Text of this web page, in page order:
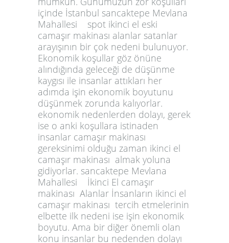
içinde İstanbul sancaktepe Mevlana
Mahallesi spot ikinci el eski
camaşır makinası alanlar satanlar
arayışının bir çok nedeni bulunuyor.
Ekonomik koşullar göz önüne
alındığında geleceği de düşünme
kaygısı ile insanlar attıkları her
adımda işin ekonomik boyutunu
düşünmek zorunda kalıyorlar.
ekonomik nedenlerden dolayı, gerek
ise o anki koşullara istinaden
insanlar camaşır makinası
gereksinimi olduğu zaman ikinci el
camaşır makinası almak yoluna
gidiyorlar. sancaktepe Mevlana
Mahallesi İkinci El camaşır
makinası Alanlar İnsanların ikinci el
camaşır makinası tercih etmelerinin
elbette ilk nedeni ise işin ekonomik
boyutu. Ama bir diğer önemli olan
konu insanlar bu nedenden dolayı